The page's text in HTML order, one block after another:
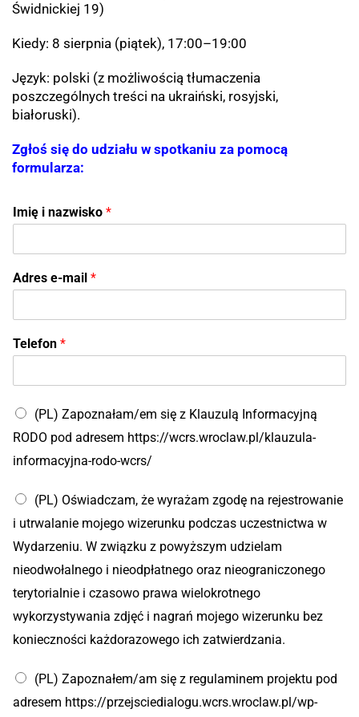
Świdnickiej 19)
Kiedy: 8 sierpnia (piątek), 17:00–19:00
Język: polski (z możliwością tłumaczenia
poszczególnych treści na ukraiński, rosyjski,
białoruski).
Zgłoś się do udziału w spotkaniu za pomocą
formularza:
Imię i nazwisko *
Adres e-mail *
Telefon *
(PL) Zapoznałam/em się z Klauzulą Informacyjną
RODO pod adresem https://wcrs.wroclaw.pl/klauzula-
informacyjna-rodo-wcrs/
d
r
s
e
m
a
i
l
(PL) Oświadczam, że wyrażam zgodę na rejestrowanie
i utrwalanie mojego wizerunku podczas uczestnictwa w
Wydarzeniu. W związku z powyższym udzielam
nieodwołalnego i nieodpłatnego oraz nieograniczonego
terytorialnie i czasowo prawa wielokrotnego
wykorzystywania zdjęć i nagrań mojego wizerunku bez
konieczności każdorazowego ich zatwierdzania.
(PL) Zapoznałem/am się z regulaminem projektu pod
adresem https://przejsciedialogu.wcrs.wroclaw.pl/wp-